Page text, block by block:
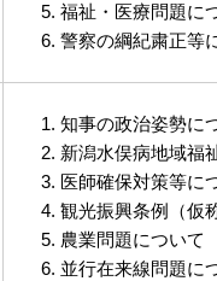
福祉・医療問題に
警察の綱紀粛正等
知事の政治姿勢に
新潟水俣病地域福
医師確保対策等に
観光振興条例（仮
農業問題について
並行在来線問題に